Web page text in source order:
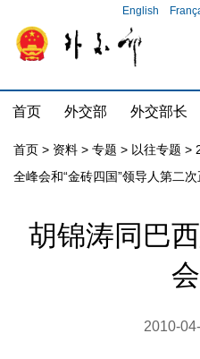
English
首页 外交部 外交部长
首页 > 资料 > 专题 > 以往专题 >
全峰会和“金砖四国”领导人第二
胡锦涛同巴
2010-